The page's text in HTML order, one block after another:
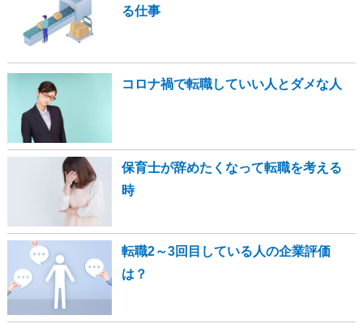
る仕事
コロナ禍で転職していい人とダメな人
保育士が辞めたくなって転職を考える
時
転職2～3回目している人の企業評価
は？